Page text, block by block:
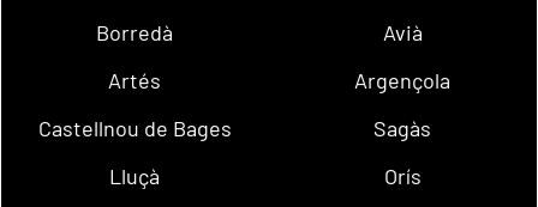
Borredà
Avià
Artés
Argençola
Castellnou de Bages
Sagàs
Lluçà
Orís